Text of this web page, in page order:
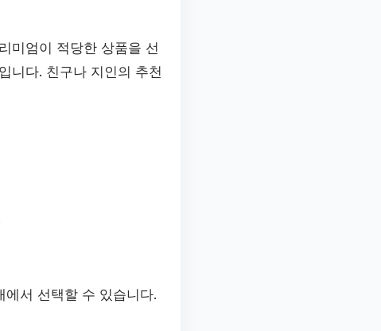
미엄이 적당한 상품을 선
니다. 친구나 지인의 추천
서 선택할 수 있습니다.